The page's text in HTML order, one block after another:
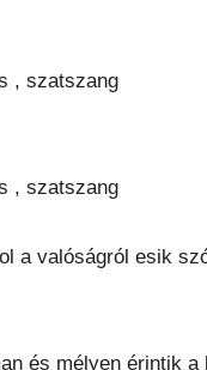
, szatszang
, szatszang
a valóságról esik
és mélyen érintik